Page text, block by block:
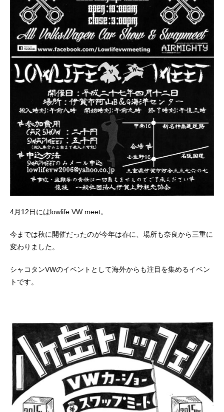
4月12日にはlowlife VW meet。
今までは秋に開催だったのが今年は春に、場所も奈良から三重に
変わりました。
シャコタンVWのイベントとして海外からも注目を集めるイベン
トです。